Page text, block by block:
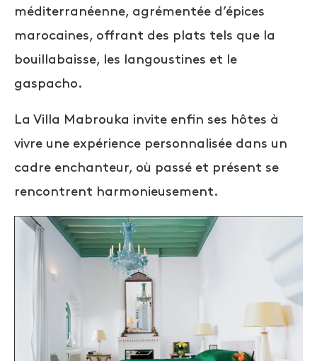
méditerranéenne, agrémentée d’épices
marocaines, offrant des plats tels que la
bouillabaisse, les langoustines et le
gaspacho.
La Villa Mabrouka invite enfin ses hôtes à
vivre une expérience personnalisée dans un
cadre enchanteur, où passé et présent se
rencontrent harmonieusement.